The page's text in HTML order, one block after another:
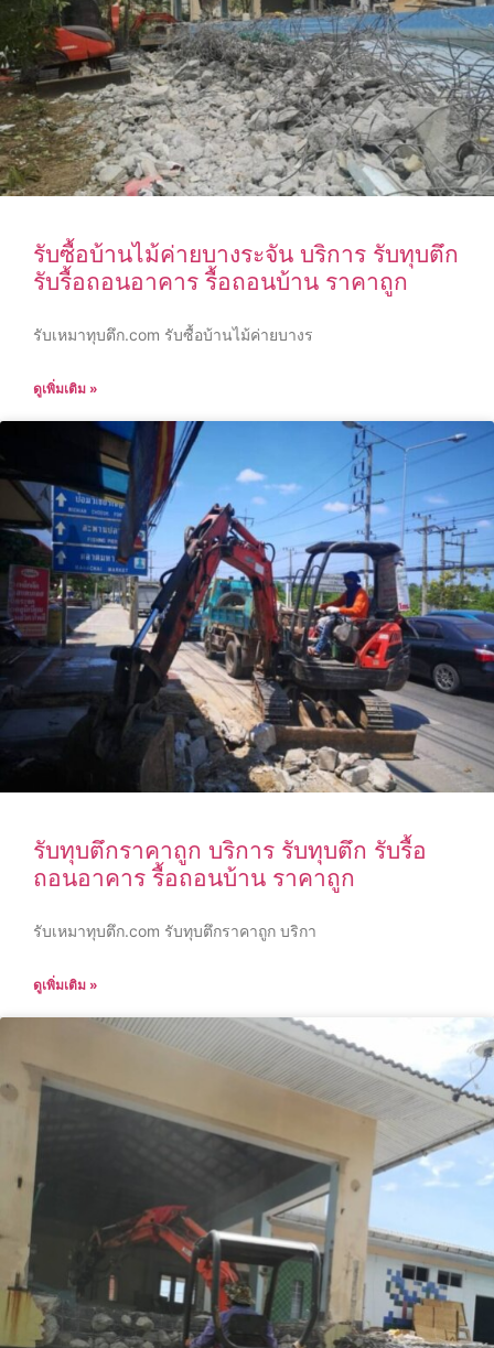
รับซื้อบ้านไม้ค่ายบางระจัน บริการ รับทุบตึก
รับรื้อถอนอาคาร รื้อถอนบ้าน ราคาถูก
รับเหมาทุบตึก.com รับซื้อบ้านไม้ค่ายบางร
ดูเพิ่มเติม »
รับทุบตึกราคาถูก บริการ รับทุบตึก รับรื้อ
ถอนอาคาร รื้อถอนบ้าน ราคาถูก
รับเหมาทุบตึก.com รับทุบตึกราคาถูก บริกา
ดูเพิ่มเติม »